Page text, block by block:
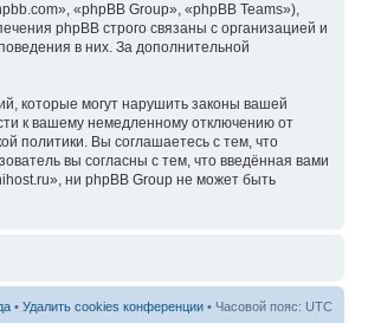
«phpBB Group», «phpBB Teams»),
phpBB строго связаны с организацией и
в них. За дополнительной
которые могут нарушить законы вашей
к вашему немедленному отключению от
политики. Вы соглашаетесь с тем, что
вы согласны с тем, что введённая вами
ни phpBB Group не может быть
• Удалить cookies конференции • Часовой пояс: UTC